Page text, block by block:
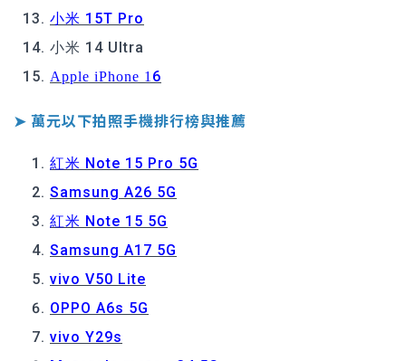
小米 15T Pro
小米 14 Ultra
Apple iPhone 1 6
➤ 萬元以下拍照手機排行榜與推薦
紅米 Note 15 Pro 5G
Samsung A26 5G
紅米 Note 15 5G
Samsung A17 5G
vivo V50 Lite
OPPO A6s 5G
vivo Y29s